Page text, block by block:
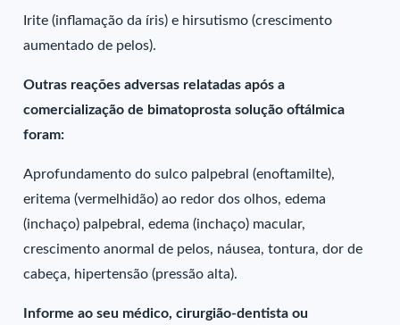
Irite (inflamação da íris) e hirsutismo (crescimento
aumentado de pelos).
Outras reações adversas relatadas após a
comercialização de bimatoprosta solução oftálmica
foram:
Aprofundamento do sulco palpebral (enoftamilte),
eritema (vermelhidão) ao redor dos olhos, edema
(inchaço) palpebral, edema (inchaço) macular,
crescimento anormal de pelos, náusea, tontura, dor de
cabeça, hipertensão (pressão alta).
Informe ao seu médico, cirurgião-dentista ou